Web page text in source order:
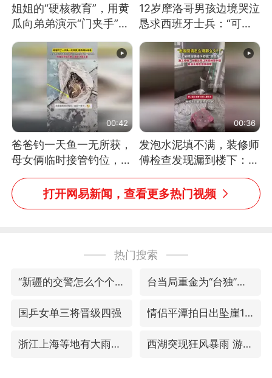
姐姐的“硬核教育”，用黄
瓜向弟弟演示“门夹手”，
网友：果然言传不如身
教！
12岁摩洛哥男孩边境哭泣
恳求西班牙士兵：“可不
可以不要把我遣返回国”
00:42
爸爸钓一天鱼一无所获，
母女俩临时接管钓位，用
玩具鱼竿钓上大鱼
00:36
发泡水泥填不满，装修师
傅检查发现漏到楼下：出
风口未延伸到外墙
打开网易新闻，查看更多热门视频
热门搜索
“新疆的交警怎么个个像我妈” 台当局重金为“台独”织“皇帝新衣”
国乒女单三将晋级四强 情侣平潭拍日出坠崖1死1伤
浙江上海等地有大雨或暴雨 西湖突现狂风暴雨 游客瞬间被浇透